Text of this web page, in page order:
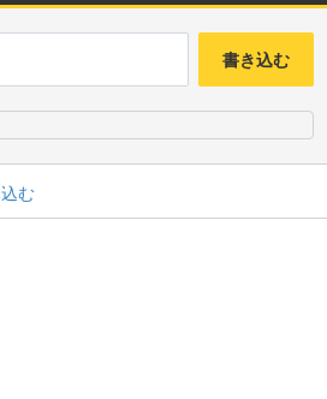
書き込む
む